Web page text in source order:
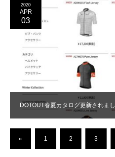
DOTOUT春夏カタログ更新されまし
2020
APR
03
« 1 2 3